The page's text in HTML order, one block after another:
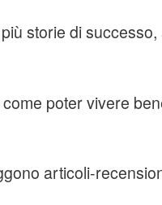
storie di
poter vivere
articoli-